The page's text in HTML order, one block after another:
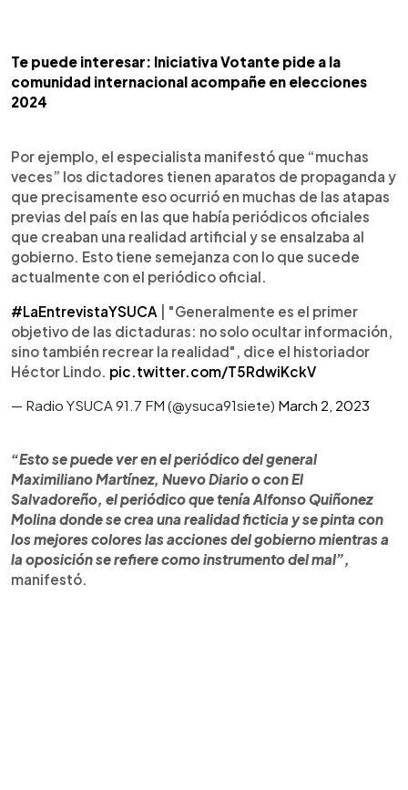
Te puede interesar: Iniciativa Votante pide a la
comunidad internacional acompañe en elecciones
2024
Por ejemplo, el especialista manifestó que “muchas
veces” los dictadores tienen aparatos de propaganda y
que precisamente eso ocurrió en muchas de las atapas
previas del país en las que había periódicos oficiales
que creaban una realidad artificial y se ensalzaba al
gobierno. Esto tiene semejanza con lo que sucede
actualmente con el periódico oficial.
#LaEntrevistaYSUCA | "Generalmente es el primer
objetivo de las dictaduras: no solo ocultar información,
sino también recrear la realidad", dice el historiador
Héctor Lindo. pic.twitter.com/T5RdwiKckV
— Radio YSUCA 91.7 FM (@ysuca91siete) March 2, 2023
“Esto se puede ver en el periódico del general
Maximiliano Martínez, Nuevo Diario o con El
Salvadoreño, el periódico que tenía Alfonso Quiñonez
Molina donde se crea una realidad ficticia y se pinta con
los mejores colores las acciones del gobierno mientras a
la oposición se refiere como instrumento del mal”,
manifestó.